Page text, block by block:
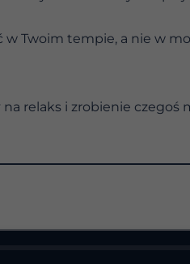
w Twoim tempie, a nie w
relaks i zrobienie czegoś